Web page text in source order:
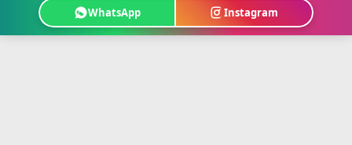
WhatsApp
Instagram